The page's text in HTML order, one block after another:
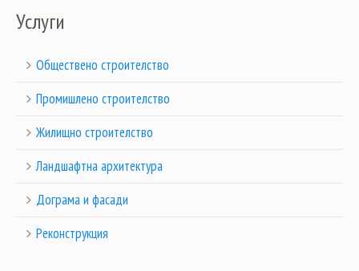
Услуги
Обществено строителство
Промишлено строителство
Жилищно строителство
Ландшафтна архитектура
Дограма и фасади
Реконструкция